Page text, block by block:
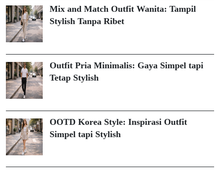
Mix and Match Outfit Wanita: Tampil
Stylish Tanpa Ribet
Outfit Pria Minimalis: Gaya Simpel tapi
Tetap Stylish
OOTD Korea Style: Inspirasi Outfit
Simpel tapi Stylish